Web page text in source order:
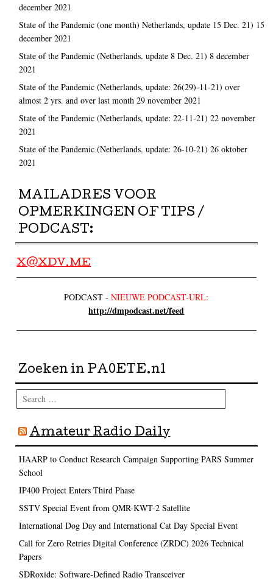
december 2021
State of the Pandemic (one month) Netherlands, update 15 Dec. 21) 15
december 2021
State of the Pandemic (Netherlands, update 8 Dec. 21) 8 december
2021
State of the Pandemic (Netherlands, update: 26(29)-11-21) over
almost 2 yrs. and over last month 29 november 2021
State of the Pandemic (Netherlands, update: 22-11-21) 22 november
2021
State of the Pandemic (Netherlands, update: 26-10-21) 26 oktober
2021
MAILADRES VOOR
OPMERKINGEN OF TIPS /
PODCAST:
X@XDV.ME
PODCAST -NIEUWE PODCAST-URL:
http://dmpodcast.net/feed
Zoeken in PA0ETE.nl
Search
Amateur Radio Daily
HAARP to Conduct Research Campaign Supporting PARS Summer
School
IP400 Project Enters Third Phase
SSTV Special Event from QMR-KWT-2 Satellite
International Dog Day and International Cat Day Special Event
Call for Zero Retries Digital Conference (ZRDC) 2026 Technical
Papers
SDRoxide: Software-Defined Radio Transceiver